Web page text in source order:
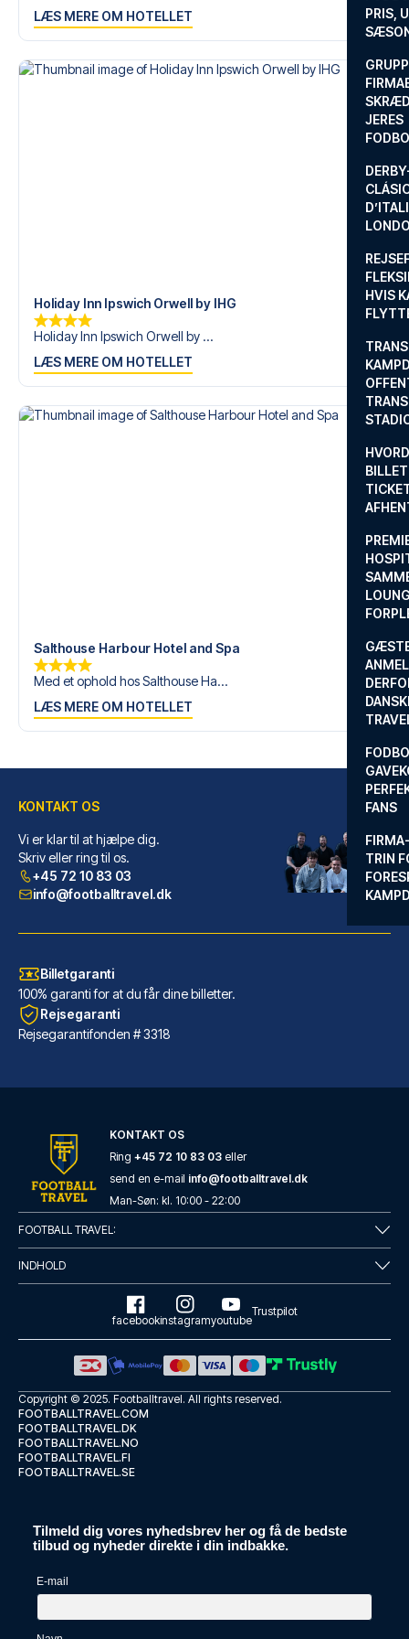
PRIS,
JERES
HVIS
FANS
TRIN
LÆS MERE OM HOTELLET
Holiday Inn Ipswich Orwell by IHG
Holiday Inn Ipswich Orwell by ...
LÆS MERE OM HOTELLET
Salthouse Harbour Hotel and Spa
Med et ophold hos Salthouse Ha...
LÆS MERE OM HOTELLET
KONTAKT OS
Vi er klar til at hjælpe dig.
Skriv eller ring til os.
+45 72 10 83 03
info@footballtravel.dk
Billetgaranti
100% garanti for at du får dine billetter.
Rejsegaranti
Rejsegarantifonden # 3318
KONTAKT OS
Ring +45 72 10 83 03 eller
send en e-mail info@footballtravel.dk
Man-Søn: kl. 10:00 - 22:00
FOOTBALL TRAVEL:
INDHOLD
facebookinstagramyoutube
Trustpilot
Copyright © 2025. Footballtravel. All rights reserved.
FOOTBALLTRAVEL.COM
FOOTBALLTRAVEL.DK
FOOTBALLTRAVEL.NO
FOOTBALLTRAVEL.FI
FOOTBALLTRAVEL.SE
Tilmeld dig vores nyhedsbrev her og få de bedste
tilbud og nyheder direkte i din indbakke.
E-mail